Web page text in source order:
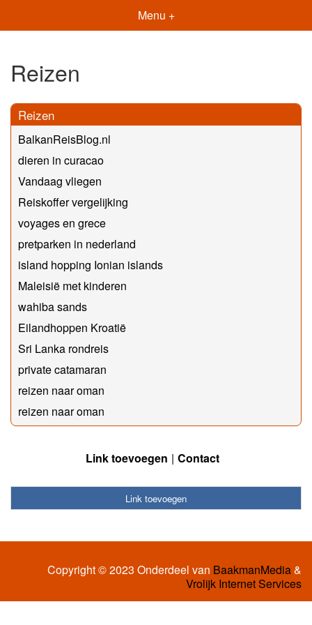
Menu +
Reizen
Reizen
BalkanReisBlog.nl
dieren in curacao
Vandaag vliegen
Reiskoffer vergelijking
voyages en grece
pretparken in nederland
island hopping Ionian islands
Maleisië met kinderen
wahiba sands
Eilandhoppen Kroatië
Sri Lanka rondreis
private catamaran
reizen naar oman
reizen naar oman
Link toevoegen Contact
Link toevoegen
Copyright © 2023 Onderdeel van BaakmanMedia&
Vrolijk Internet Services